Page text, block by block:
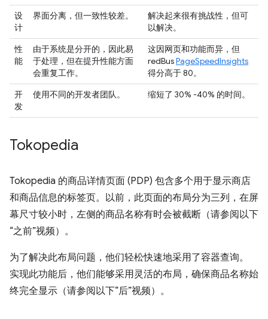
设
计
界面分离，但一致性较差。
解决起来很有挑战性，但可
以解决。
性
能
由于系统是分开的，因此易
于处理，但在提升性能方面
会重复工作。
这因网页和功能而异，但
redBusPageSpeedInsights
得分高于 80。
开
发
使用不同的开发者团队。 缩短了 30% -40% 的时间。
Tokopedia
Tokopedia 的商品详情页面 (PDP) 包含多个用于显示商店
和商品信息的标签页。以前，此页面的布局分为三列，在屏
幕尺寸较小时，左侧的商品名称有时会被截断（请参阅以下
“之前”视频）。
为了解决此布局问题，他们轻松快速地采用了容器查询。
实现此功能后，他们能够采用灵活的布局，确保商品名称始
终完全显示（请参阅以下“后”视频）。